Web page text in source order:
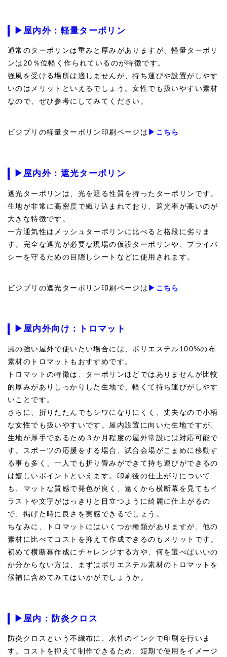
▶屋内外：軽量ターポリン
通常のターポリンは重みと厚みがありますが、軽量ターポリ
ンは20％位軽く作られているのが特徴です。
強風を受ける場所は適しませんが、持ち運びや設置がしやす
いのはメリットといえるでしょう。女性でも扱いやすい素材
なので、ぜひ参考にしてみてください。
ビジプリの軽量ターポリン印刷ページは ▶こちら
▶屋内外：遮光ターポリン
遮光ターポリンは、光を遮る性質を持ったターポリンです。
生地が非常に高密度で織り込まれており、遮光率が高いのが
大きな特徴です。
一方通気性はメッシュターポリンに比べると格段に劣りま
す。完全な遮光が必要な現場の仮設ターポリンや、プライバ
シーを守るための目隠しシートなどに使用されます。
ビジプリの遮光ターポリン印刷ページは ▶こちら
▶屋内外向け：トロマット
風の強い屋外で使いたい場合には、ポリエステル100%の布
素材のトロマットもおすすめです。
トロマットの特徴は、ターポリンほどではありませんが比較
的厚みがありしっかりした生地で、軽くて持ち運びがしやす
いことです。
さらに、折りたたんでもシワになりにくく、丈夫なので小柄
な女性でも扱いやすいです。屋内設置に向いた生地ですが、
生地が厚手であるため３か月程度の屋外常設には対応可能で
す。スポーツの応援をする場合、試合会場がこまめに移動す
る事も多く、一人でも折り畳みができて持ち運びができるの
は嬉しいポイントといえます。印刷後の仕上がりについて
も、マットな質感で発色が良く、遠くから横断幕を見てもイ
ラストや文字がはっきりと目立つように綺麗に仕上がるの
で、掲げた時に良さを実感できるでしょう。
ちなみに、トロマットにはいくつか種類がありますが、他の
素材に比べてコストを抑えて作成できるのもメリットです。
初めて横断幕作成にチャレンジする方や、何を選べばいいの
か分からない方は、まずはポリエステル素材のトロマットを
候補に含めてみてはいかがでしょうか。
▶屋内：防炎クロス
防炎クロスという不織布に、水性のインクで印刷を行いま
す。コストを抑えて制作できるため、短期で使用をイメージ